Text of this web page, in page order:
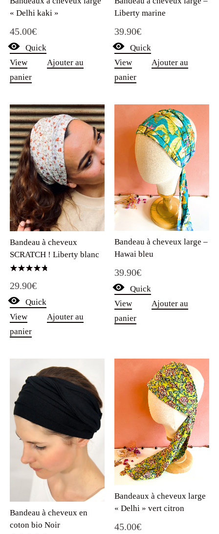
« Delhi kaki »
45.00€
Quick
View
Ajouter au
panier
Liberty marine
39.90€
Quick
View
Ajouter au
panier
Bandeau à cheveux
SCRATCH ! Liberty blanc
4.75
sur 5
29.90€
Quick
View
Ajouter au
panier
Bandeau à cheveux large –
Hawai bleu
39.90€
Quick
View
Ajouter au
panier
Bandeau à cheveux en
coton bio Noir
Bandeaux à cheveux large
« Delhi » vert citron
45.00€